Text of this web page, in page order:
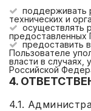
поддерживать
технических и
осуществлять
предоставленных
предоставить
Пользователе
власти в случаях,
Российской
4.
4.1.